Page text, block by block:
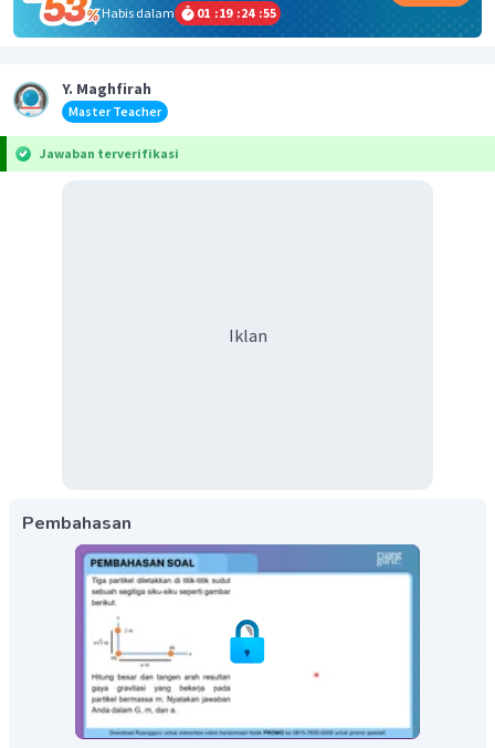
Habis dalam
01 :19 :24 :55
Y. Maghfirah
Master Teacher
Jawaban terverifikasi
Iklan
Pembahasan